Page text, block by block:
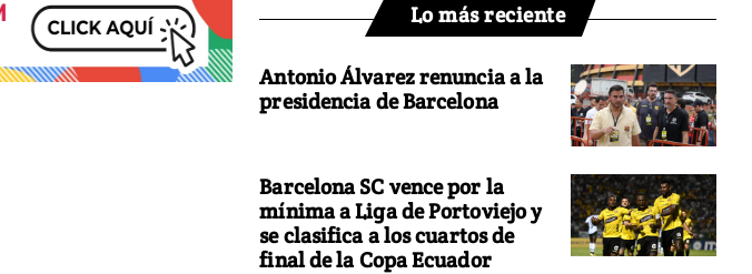
Lo más reciente
Antonio Álvarez renuncia a la
presidencia de Barcelona
Barcelona SC vence por la
mínima a Liga de Portoviejo y
se clasifica a los cuartos de
final de la Copa Ecuador